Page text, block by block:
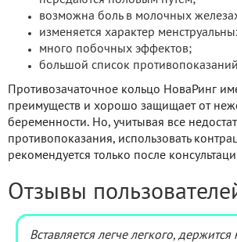
возможна боль в молочных
изменяется характер
много побочных эффектов;
большой список
Противозачаточное кольцо НоваРинг
преимуществ и хорошо защищает от
беременности. Но, учитывая все
противопоказания, использовать
рекомендуется только после
Отзывы
Вставляется легче легкого,